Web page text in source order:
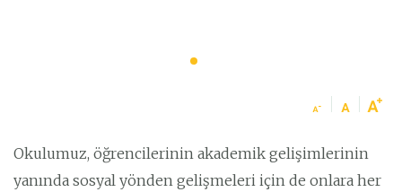
Okulumuz, öğrencilerinin akademik gelişimlerinin
yanında sosyal yönden gelişmeleri için de onlara her